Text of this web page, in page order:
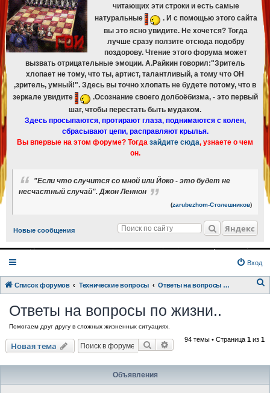
читающих эти строки и есть самые
натуральные
. И с помощью этого сайта
вы это ясно увидите. Не хочется? Тогда
лучше сразу ползите отсюда подобру
поздорову. Чтение этого форума может
вызвать отрицательные эмоции. А.Райкин говорил:"Зритель
хлопает не тому, что ты, артист, талантливый, а тому что ОН
,зритель, умный!". Здесь вы точно хлопать не будете потому, что в
зеркале увидите
.Осознание своего долбоёбизма, - это первый
шаг, чтобы перестать быть мудаком.
Здесь просыпаются, протирают глаза, поднимаются с колен,
сбрасывают цепи, расправляют крылья.
Вы впервые на этом форуме? Тогда зайдите сюда, узнаете о чем
он.
"Если что случится со мной или Йоко - это будет не
несчастный случай". Джон Леннон
(zarubezhom-Столешников)
Новые сообщения Яндекс
Вход
Список форумов Технические вопросы Ответы на вопросы по жизни..
Ответы на вопросы по жизни..
Помогаем друг другу в сложных жизненных ситуациях.
Новая тема Поиск Расширенный поиск
94 темы • Страница 1 из 1
Объявления